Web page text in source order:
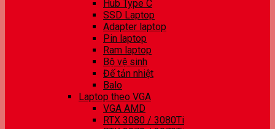
Hub Type C
SSD Laptop
Adapter laptop
Pin laptop
Ram laptop
Bộ vệ sinh
Đế tản nhiệt
Balo
Laptop theo VGA
VGA AMD
RTX 3080 / 3080Ti